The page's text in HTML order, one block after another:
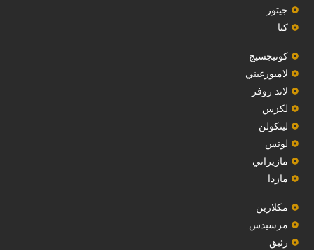
‏جيتور‏
كيا
‏كونيجسيج‏
لامبورغيني
لاند روفر
لكزس
لينكولن
‏لوتس‏
مازيراتي
مازدا
مكلارين
مرسيدس
‏زئبق‏